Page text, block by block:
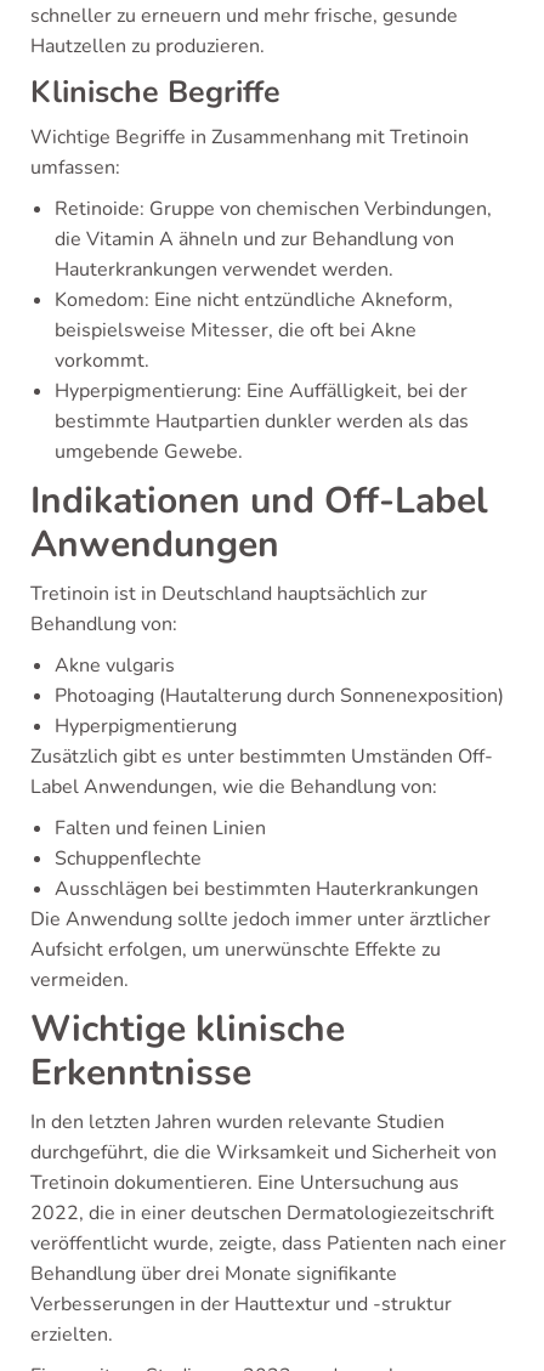
schneller zu erneuern und mehr frische, gesunde
Hautzellen zu produzieren.
Klinische Begriffe
Wichtige Begriffe in Zusammenhang mit Tretinoin
umfassen:
Retinoide: Gruppe von chemischen Verbindungen,
die Vitamin A ähneln und zur Behandlung von
Hauterkrankungen verwendet werden.
Komedom: Eine nicht entzündliche Akneform,
beispielsweise Mitesser, die oft bei Akne
vorkommt.
Hyperpigmentierung: Eine Auffälligkeit, bei der
bestimmte Hautpartien dunkler werden als das
umgebende Gewebe.
Indikationen und Off-Label
Anwendungen
Tretinoin ist in Deutschland hauptsächlich zur
Behandlung von:
Akne vulgaris
Photoaging (Hautalterung durch Sonnenexposition)
Hyperpigmentierung
Zusätzlich gibt es unter bestimmten Umständen Off-
Label Anwendungen, wie die Behandlung von:
Falten und feinen Linien
Schuppenflechte
Ausschlägen bei bestimmten Hauterkrankungen
Die Anwendung sollte jedoch immer unter ärztlicher
Aufsicht erfolgen, um unerwünschte Effekte zu
vermeiden.
Wichtige klinische
Erkenntnisse
In den letzten Jahren wurden relevante Studien
durchgeführt, die die Wirksamkeit und Sicherheit von
Tretinoin dokumentieren. Eine Untersuchung aus
2022, die in einer deutschen Dermatologiezeitschrift
veröffentlicht wurde, zeigte, dass Patienten nach einer
Behandlung über drei Monate signifikante
Verbesserungen in der Hauttextur und -struktur
erzielten.